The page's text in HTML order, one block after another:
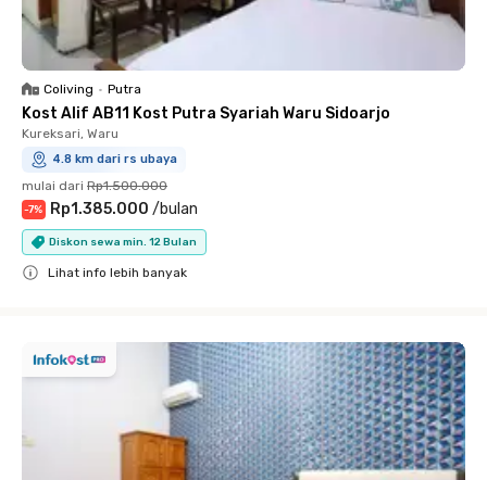
Coliving • Putra
Kost Alif AB11 Kost Putra Syariah Waru Sidoarjo
Kureksari, Waru
4.8 km dari rs ubaya
mulai dari Rp1.500.000
-7% Rp1.385.000 /bulan
Diskon sewa min. 12 Bulan
Lihat info lebih banyak